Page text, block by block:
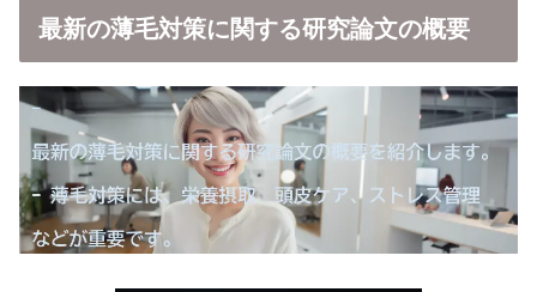
最新の薄毛対策に関する研究論文の概要